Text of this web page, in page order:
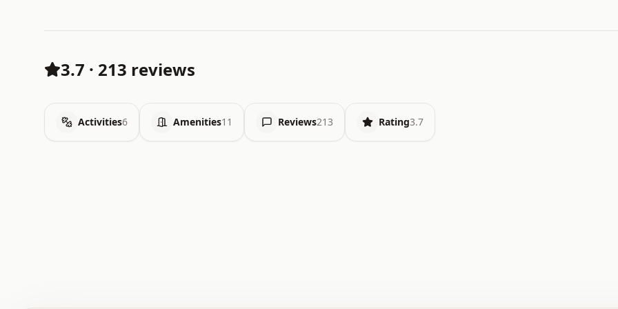
3.7 · 213 reviews
Activities6 Amenities11 Reviews213 Rating3.7